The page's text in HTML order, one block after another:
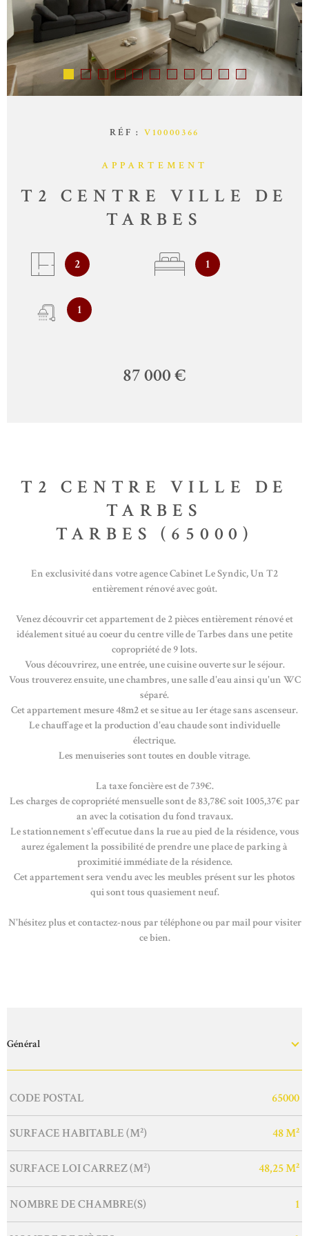
CONTACT
RÉF :V10000366
APPARTEMENT
T2 CENTRE VILLE DE
TARBES
2 1
1
87 000 €
T2 CENTRE VILLE DE
TARBES
TARBES (65000)
En exclusivité dans votre agence Cabinet Le Syndic, Un T2
entièrement rénové avec goût.
Venez découvrir cet appartement de 2 pièces entièrement rénové et
idéalement situé au coeur du centre ville de Tarbes dans une petite
copropriété de 9 lots.
Vous découvrirez, une entrée, une cuisine ouverte sur le séjour.
Vous trouverez ensuite, une chambres, une salle d'eau ainsi qu'un WC
séparé.
Cet appartement mesure 48m2 et se situe au 1er étage sans ascenseur.
Le chauffage et la production d'eau chaude sont individuelle
électrique.
Les menuiseries sont toutes en double vitrage.
La taxe foncière est de 739€.
Les charges de copropriété mensuelle sont de 83,78€ soit 1005,37€ par
an avec la cotisation du fond travaux.
Le stationnement s'effecutue dans la rue au pied de la résidence, vous
aurez également la possibilité de prendre une place de parking à
proximitié immédiate de la résidence.
Cet appartement sera vendu avec les meubles présent sur les photos
qui sont tous quasiement neuf.
N'hésitez plus et contactez-nous par téléphone ou par mail pour visiter
ce bien.
Général
Caractérisque Valeurs
CODE POSTAL 65000
SURFACE HABITABLE (M²) 48 M²
SURFACE LOI CARREZ (M²) 48,25 M²
NOMBRE DE CHAMBRE(S) 1